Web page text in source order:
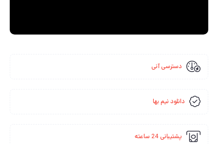
دسترسی آنی
دانلود نیم بها
پشتیبانی 24 ساعته